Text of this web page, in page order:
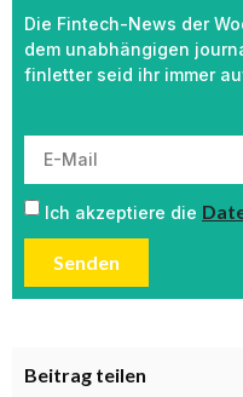
Die Fintech-News der
dem unabhängigen
finletter seid ihr immer
Ich akzeptiere die
Senden
Beitrag teilen